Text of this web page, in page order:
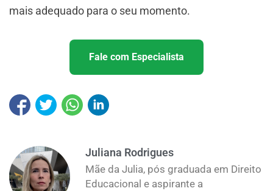
mais adequado para o seu momento.
Fale com Especialista
Juliana Rodrigues
Mãe da Julia, pós graduada em Direito
Educacional e aspirante a